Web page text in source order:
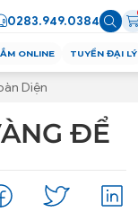
0283.949.0384
ONLINE TUYỂN ĐẠI LÝ
Diện
ĐỂ